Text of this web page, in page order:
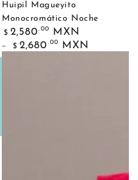
Huipil Magueyito
Monocromático Noche
Precio
regular
$ 2,580 .00 MXN
$ 2,680 .00 MXN